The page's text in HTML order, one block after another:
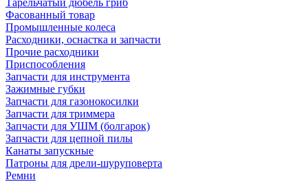
Тарельчатый дюбель гриб
Фасованный товар
Промышленные колеса
Расходники, оснастка и запчасти
Прочие расходники
Приспособления
Запчасти для инструмента
Зажимные губки
Запчасти для газонокосилки
Запчасти для триммера
Запчасти для УШМ (болгарок)
Запчасти для цепной пилы
Канаты запускные
Патроны для дрели-шуруповерта
Ремни